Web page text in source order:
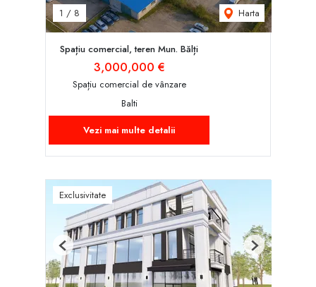
1 / 8 Harta
Spațiu comercial, teren Mun. Bălți
3,000,000 €
Spațiu comercial de vânzare
Balti
Vezi mai multe detalii
Exclusivitate
Previous Next